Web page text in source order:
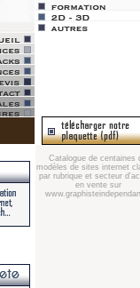
Catalogue de centaines
modèles de sites internet
par rubrique et secteur
en vente sur